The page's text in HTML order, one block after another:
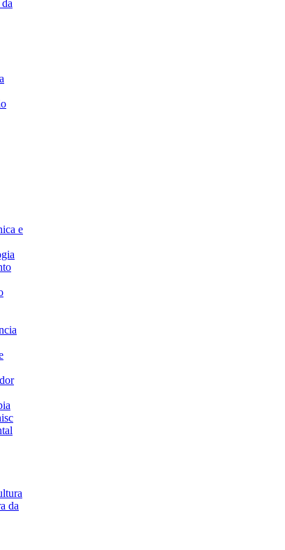
e
da